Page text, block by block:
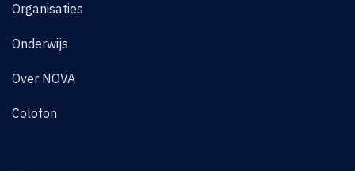
Organisaties
Onderwijs
Over NOVA
Colofon